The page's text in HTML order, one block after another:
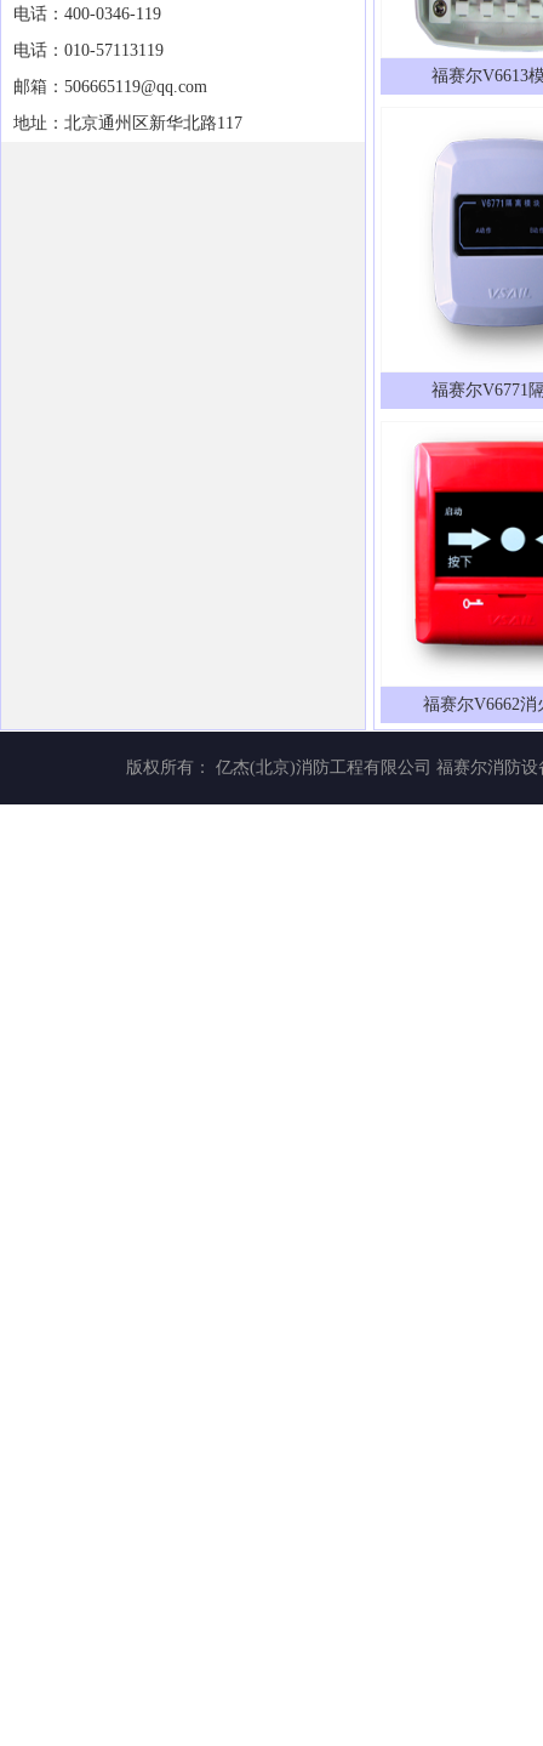
电话：400-0346-119
电话：010-57113119
邮箱：506665119@qq.com
地址：北京通州区新华北路117
福赛尔V6613
福赛尔V6771
福赛尔V6662消
版权所有： 亿杰(北京)消防工程有限公司 福赛尔消防设